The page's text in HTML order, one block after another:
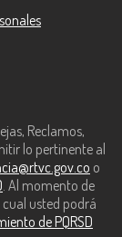
Reclamos,
lo pertinente al
o
. Al momento de
usted podrá
de PQRSD